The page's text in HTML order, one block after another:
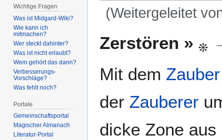
(Weitergeleitet
Navigation
Suche
Zerstören »
Mit dem Zauber
der Zauberer
dicke Zone
Wichtige Fragen
Was ist Midgard-Wiki?
Wie kann ich
mitmachen?
Wer steckt dahinter?
Was ist nicht erlaubt?
Wem gehört das dann?
Verbesserungs-
Vorschläge?
Was fehlt noch?
Portale
Gemeinschafts­portal
Magischer Almanach
Literatur-Portal